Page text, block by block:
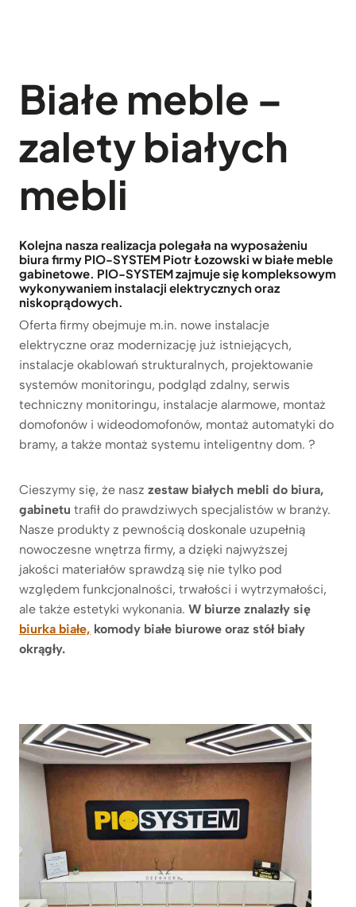
Białe meble –
zalety białych
mebli
Kolejna nasza realizacja polegała na wyposażeniu
biura firmy PIO-SYSTEM Piotr Łozowski w białe meble
gabinetowe. PIO-SYSTEM zajmuje się kompleksowym
wykonywaniem instalacji elektrycznych oraz
niskoprądowych.
Oferta firmy obejmuje m.in. nowe instalacje
elektryczne oraz modernizację już istniejących,
instalacje okablowań strukturalnych, projektowanie
systemów monitoringu, podgląd zdalny, serwis
techniczny monitoringu, instalacje alarmowe, montaż
domofonów i wideodomofonów, montaż automatyki do
bramy, a także montaż systemu inteligentny dom. ?
Cieszymy się, że nasz zestaw białych mebli do biura,
gabinetu trafił do prawdziwych specjalistów w branży.
Nasze produkty z pewnością doskonale uzupełnią
nowoczesne wnętrza firmy, a dzięki najwyższej
jakości materiałów sprawdzą się nie tylko pod
względem funkcjonalności, trwałości i wytrzymałości,
ale także estetyki wykonania. W biurze znalazły się
biurka białe, komody białe biurowe oraz stół biały
okrągły.